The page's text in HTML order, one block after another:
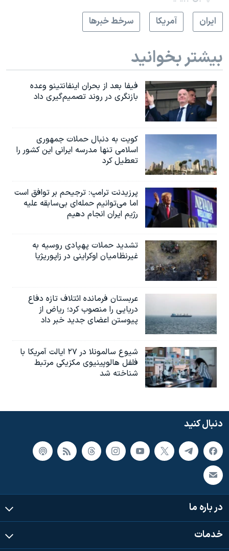
ايران
آمريکا سرخط خبرها
بیشتر بخوانید
فیفا بعد از بحران اینفانتینو وعده
بازنگری در روند تصمیم‌گیری داد
کویت به دنبال حملات جمهوری
اسلامی تنها مدرسه ایرانی این کشور را
تعطیل کرد
پرزیدنت ترامپ: ترجیحم بر توافق است
اما می‌توانیم حمله‌ای بی‌سابقه علیه
رژیم ایران انجام دهیم
تشدید حملات پهپادی روسیه به
غیرنظامیان اوکراینی در زاپوریژیا
عربستان فرمانده ائتلاف تازه دفاع
دریایی را منصوب کرد؛ ریاض از
پیوستن اعضای جدید خبر داد
شیوع سالمونلا در ۲۷ ایالت آمریکا با
فلفل هالوپینیوی مکزیکی مرتبط
شناخته شد
دنبال کنید
در باره ما
خدمات